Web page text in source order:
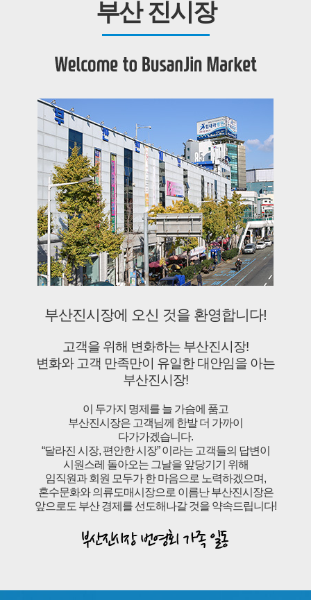
부산 진시장
부산진시장에 오신 것을 환영합니다!
고객을 위해 변화하는 부산진시장!
변화와 고객 만족만이 유일한 대안임을 아는
부산진시장!
이 두가지 명제를 늘 가슴에 품고
부산진시장은 고객님께 한발 더 가까이
다가가겠습니다.
“달라진 시장, 편안한 시장” 이라는 고객들의 답변이
시원스레 돌아오는 그날을 앞당기기 위해
임직원과 회원 모두가 한 마음으로 노력하겠으며,
혼수문화와 의류도매시장으로 이름난 부산진시장은
앞으로도 부산 경제를 선도해나갈 것을 약속드립니다!